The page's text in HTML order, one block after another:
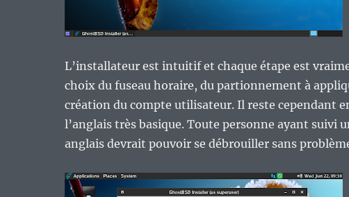
L’installateur est intuitif et chaque étape est
choix du fuseau horaire, du partionnement à
création du compte utilisateur. Il reste cependant
l’anglais très basique. Toute personne ayant suivi
anglais devrait pouvoir se débrouiller sans